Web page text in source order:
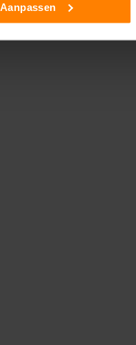
Aanpassen